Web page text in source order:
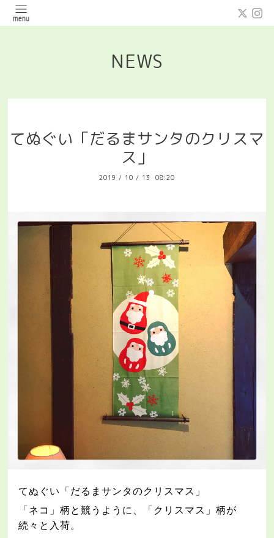
NEWS
てぬぐい「だるまサンタのクリスマ
ス」
2019 / 10 / 13 08:20
てぬぐい「だるまサンタのクリスマス」
「ネコ」柄と競うように、「クリスマス」柄が
続々と入荷。